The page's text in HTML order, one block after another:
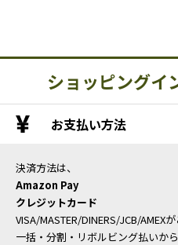
ショッピングイ
お支払い方法
決済方法は、
Amazon Pay
クレジットカード
VISA/MASTER/DINERS/JCB/AMEX
一括・分割・リボルビング払いか